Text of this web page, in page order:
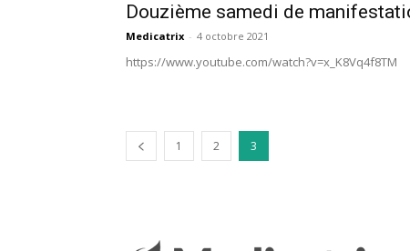
Douzième samedi de
Medicatrix - 4 octobre 2021
https://www.youtube.com/watch?v=x_K8Vq4f8TM
1 2 3